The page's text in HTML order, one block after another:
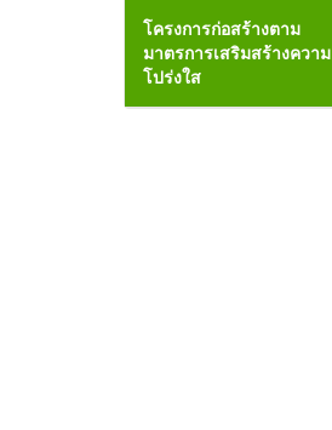
โครงการก่อสร้างตาม
มาตรการเสริมสร้างความ
โปร่งใส